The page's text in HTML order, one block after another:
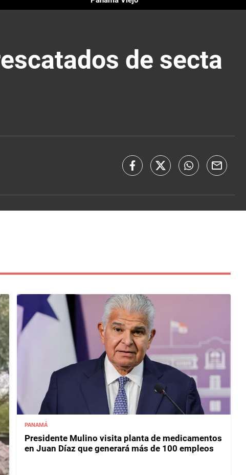
de secta
PANAMÁ
Presidente Mulino visita planta de medicamentos
en Juan Díaz que generará más de 100 empleos